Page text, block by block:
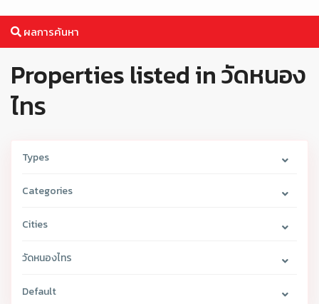
ผลการค้นหา
Properties listed in วัดหนอง
ไทร
Types
Categories
Cities
วัดหนองไทร
Default